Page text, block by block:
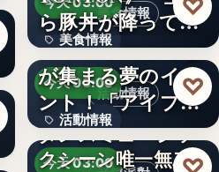
美食情報
美食情報
文字
ら豚丼が降ってき
た」が現実に…
♡
活動情報
今天 03:00
活動情報
文字
アイプリのみんな
が集まる夢のイベ
ント！「アイプリ
ワールド…
♡
今天 03:00
ダンスミュージッ
クシーン唯一無二